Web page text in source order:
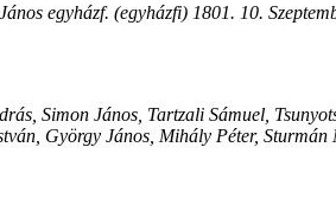
egyházf. (egyházfi) 1801. 10.
Simon János, Tartzali Sámuel,
György János, Mihály Péter,